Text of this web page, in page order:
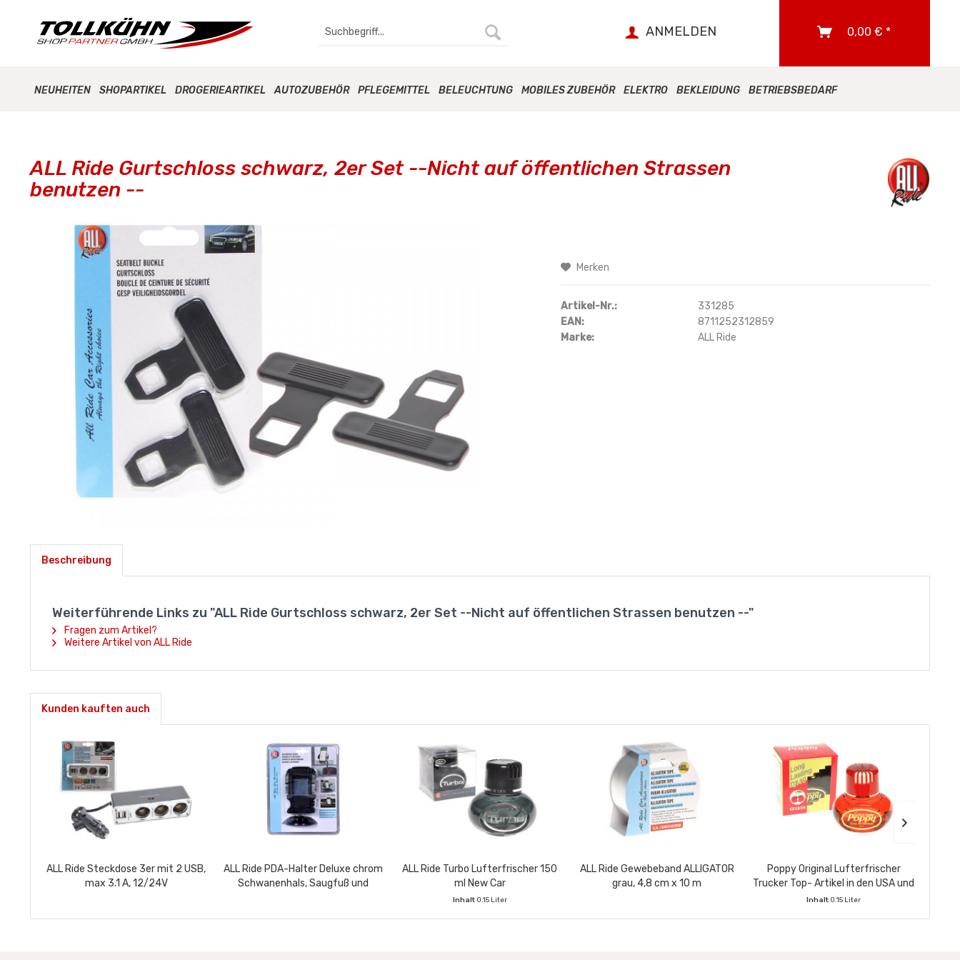
ANMELDEN 0,00 € *
NEUHEITEN SHOPARTIKEL DROGERIEARTIKEL AUTOZUBEHÖR PFLEGEMITTEL BELEUCHTUNG MOBILES ZUBEHÖR ELEKTRO BEKLEIDUNG BETRIEBSBEDARF
ALL Ride Gurtschloss schwarz, 2er Set --Nicht auf öffentlichen Strassen
benutzen --
Merken
Artikel-Nr.:
331285
EAN:
8711252312859
Marke:
ALL Ride
Beschreibung
Weiterführende Links zu "ALL Ride Gurtschloss schwarz, 2er Set --Nicht auf öffentlichen Strassen benutzen --"
Fragen zum Artikel?
Weitere Artikel von ALL Ride
Kunden kauften auch
ALL Ride Steckdose 3er mit 2 USB,
max 3.1 A, 12/24V
ALL Ride PDA-Halter Deluxe chrom
Schwanenhals, Saugfuß und
ALL Ride Turbo Lufterfrischer 150
ml New Car
Inhalt 0.15 Liter
ALL Ride Gewebeband ALLIGATOR
grau, 4,8 cm x 10 m
Poppy Original Lufterfrischer
Trucker Top- Artikel in den USA und
Europa 150ml,...
Inhalt 0.15 Liter